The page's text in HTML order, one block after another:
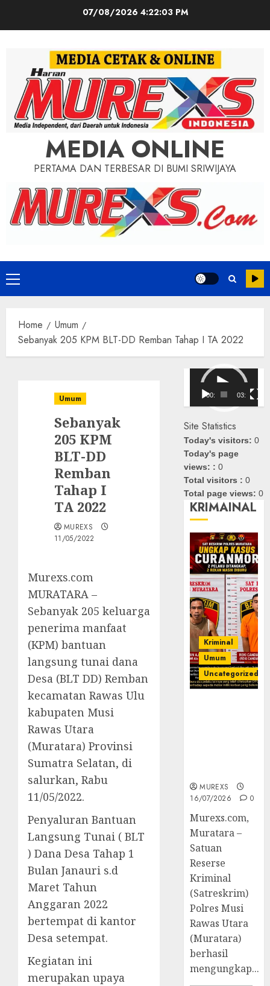
07/08/2026 4:22:05 PM
MEDIA ONLINE
PERTAMA DAN TERBESAR DI BUMI SRIWIJAYA
Primary
Menu
Home
Umum
Sebanyak 205 KPM BLT-DD Remban Tahap I TA 2022
Umum
Sebanyak
205 KPM
BLT-DD
Remban
Tahap I
TA 2022
MUREXS
11/05/2022
Murexs.com
MURATARA –
Sebanyak 205 keluarga
penerima manfaat
(KPM) bantuan
langsung tunai dana
Desa (BLT DD) Remban
kecamatan Rawas Ulu
kabupaten Musi
Rawas Utara
(Muratara) Provinsi
Sumatra Selatan, di
salurkan, Rabu
11/05/2022.
Penyaluran Bantuan
Langsung Tunai ( BLT
) Dana Desa Tahap 1
Bulan Janauri s.d
Maret Tahun
Anggaran 2022
bertempat di kantor
Desa setempat.
Kegiatan ini
merupakan upaya
Pemutar
Video
00:00 03:08
Site Statistics
Today's visitors:0
Today's page
views: :0
Total visitors :0
Total page views:0
KRIMAINAL
Kriminal
Umum
Uncategorized
MUREXS
16/07/2026
0
Murexs.com,
Muratara –
Satuan
Reserse
Kriminal
(Satreskrim)
Polres Musi
Rawas Utara
(Muratara)
berhasil
mengungkap...